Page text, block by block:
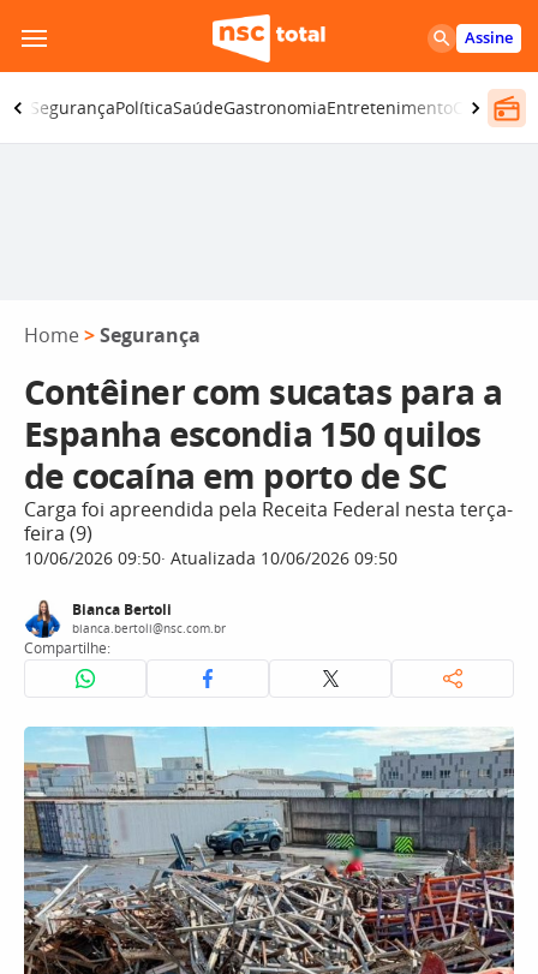
para
o
conteúdo
Assine
SegurançaPolíticaSaúdeGastronomiaEntretenimentoCBN
Home >Segurança
Contêiner com sucatas para a
Espanha escondia 150 quilos
de cocaína em porto de SC
Carga foi apreendida pela Receita Federal nesta terça-
feira (9)
10/06/2026 09:50 Atualizada 10/06/2026 09:50
Bianca Bertoli
bianca.bertoli@nsc.com.br
Compartilhe: